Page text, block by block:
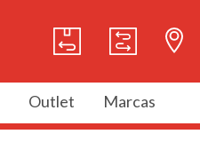
Outlet Marcas